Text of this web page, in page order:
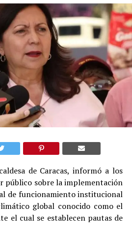
de Caracas, informó a los
público sobre la implementación
de funcionamiento institucional
global conocido como el
el cual se establecen pautas de